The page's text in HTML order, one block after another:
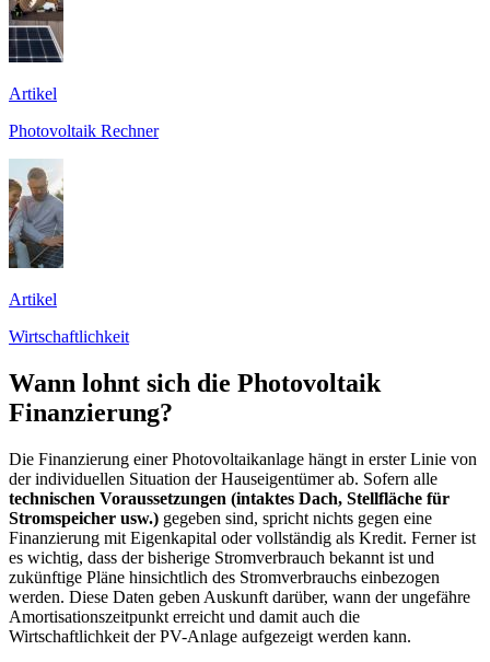
Artikel
Photovoltaik Rechner
Artikel
Wirtschaftlichkeit
Wann lohnt sich die Photovoltaik
Finanzierung?
Die Finanzierung einer Photovoltaikanlage hängt in erster Linie von
der individuellen Situation der Hauseigentümer ab. Sofern alle
technischen Voraussetzungen (intaktes Dach, Stellfläche für
Stromspeicher usw.) gegeben sind, spricht nichts gegen eine
Finanzierung mit Eigenkapital oder vollständig als Kredit. Ferner ist
es wichtig, dass der bisherige Stromverbrauch bekannt ist und
zukünftige Pläne hinsichtlich des Stromverbrauchs einbezogen
werden. Diese Daten geben Auskunft darüber, wann der ungefähre
Amortisationszeitpunkt erreicht und damit auch die
Wirtschaftlichkeit der PV-Anlage aufgezeigt werden kann.